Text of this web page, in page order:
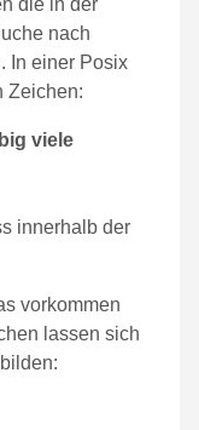
die in der
nach
In einer Posix
Zeichen:
viele
innerhalb der
vorkommen
lassen sich